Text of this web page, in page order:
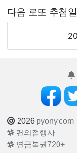
다음 로또 추첨일
2026 pyony.com
편의점행사
연금복권720+